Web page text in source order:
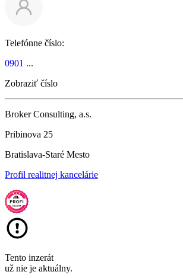
Telefónne číslo:
0901 ...
Zobraziť číslo
Broker Consulting, a.s.
Pribinova 25
Bratislava-Staré Mesto
Profil realitnej kancelárie
Tento inzerát
už nie je aktuálny.